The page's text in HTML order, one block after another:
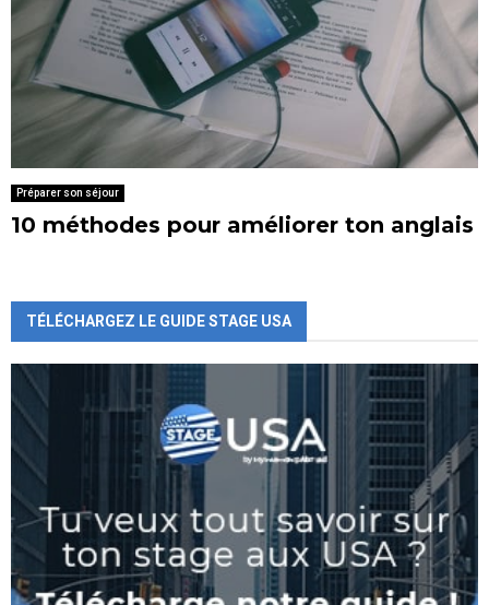
Préparer son séjour
10 méthodes pour améliorer ton anglais
TÉLÉCHARGEZ LE GUIDE STAGE USA